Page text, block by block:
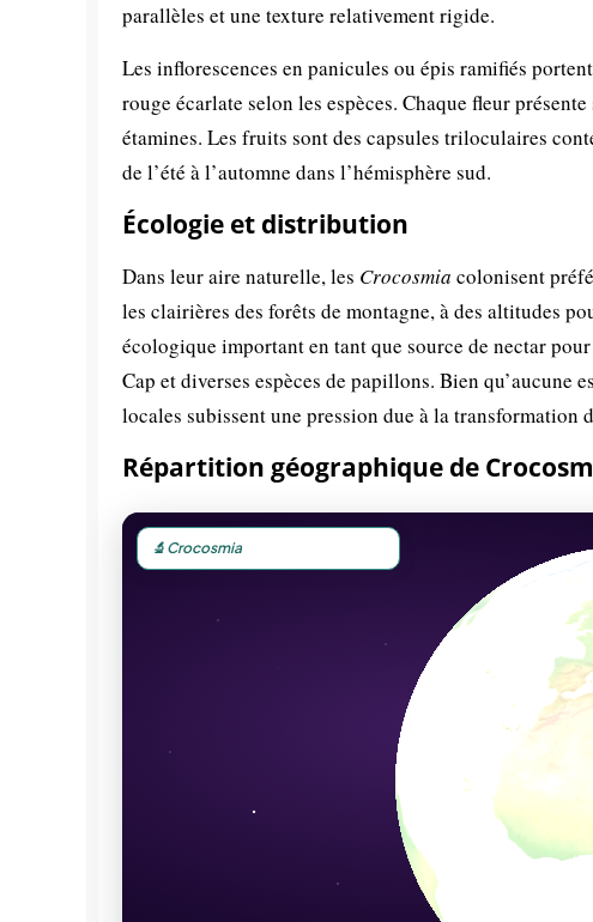
parallèles et une texture relativement rigide.
Les inflorescences en panicules ou épis ramifiés
rouge écarlate selon les espèces. Chaque fleur
étamines. Les fruits sont des capsules triloculaires
de l’été à l’automne dans l’hémisphère sud.
Écologie et distribution
Dans leur aire naturelle, les Crocosmia colonisent
les clairières des forêts de montagne, à des altitudes
écologique important en tant que source de nectar
Cap et diverses espèces de papillons. Bien qu’aucune
locales subissent une pression due à la transformation
Répartition géographique de